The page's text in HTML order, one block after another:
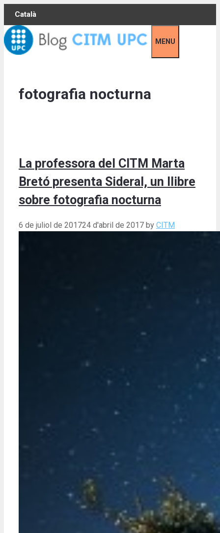
Skip
content
Català
MENU
fotografia nocturna
La professora del CITM Marta
Bretó presenta Sideral, un llibre
sobre fotografia nocturna
6 de juliol de 201724 d'abril de 2017 by CITM